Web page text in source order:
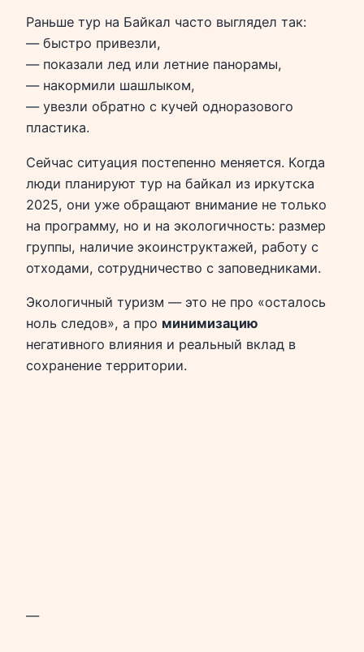
Раньше тур на Байкал часто выглядел так:
— быстро привезли,
— показали лед или летние панорамы,
— накормили шашлыком,
— увезли обратно с кучей одноразового
пластика.
Сейчас ситуация постепенно меняется. Когда
люди планируют тур на байкал из иркутска
2025, они уже обращают внимание не только
на программу, но и на экологичность: размер
группы, наличие экоинструктажей, работу с
отходами, сотрудничество с заповедниками.
Экологичный туризм — это не про «осталось
ноль следов», а про минимизацию
негативного влияния и реальный вклад в
сохранение территории.
—